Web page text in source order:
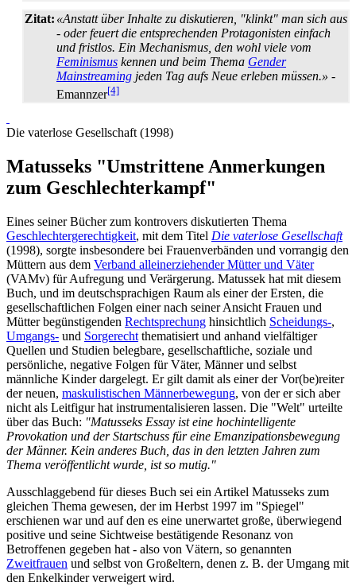
Zitat: «Anstatt über Inhalte zu diskutieren, "klinkt" man sich aus
- oder feuert die entsprechenden Protagonisten einfach
und fristlos. Ein Mechanismus, den wohl viele vom
Feminismus kennen und beim Thema Gender
Mainstreaming jeden Tag aufs Neue erleben müssen.» -
Emannzer[4]
Die vaterlose Gesellschaft (1998)
Matusseks "Umstrittene Anmerkungen
zum Geschlechterkampf"
Eines seiner Bücher zum kontrovers diskutierten Thema
Geschlechtergerechtigkeit, mit dem Titel Die vaterlose Gesellschaft
(1998), sorgte insbesondere bei Frauenverbänden und vorrangig den
Müttern aus dem Verband alleinerziehender Mütter und Väter
(VAMv) für Aufregung und Verärgerung. Matussek hat mit diesem
Buch, und im deutschsprachigen Raum als einer der Ersten, die
gesellschaftlichen Folgen einer nach seiner Ansicht Frauen und
Mütter begünstigenden Rechtsprechung hinsichtlich Scheidungs-,
Umgangs- und Sorgerecht thematisiert und anhand vielfältiger
Quellen und Studien belegbare, gesellschaftliche, soziale und
persönliche, negative Folgen für Väter, Männer und selbst
männliche Kinder dargelegt. Er gilt damit als einer der Vor(be)reiter
der neuen, maskulistischen Männer­bewegung, von der er sich aber
nicht als Leitfigur hat instrumentalisieren lassen. Die "Welt" urteilte
über das Buch: "Matusseks Essay ist eine hochintelligente
Provokation und der Startschuss für eine Emanzipations­bewegung
der Männer. Kein anderes Buch, das in den letzten Jahren zum
Thema veröffentlicht wurde, ist so mutig."
Ausschlaggebend für dieses Buch sei ein Artikel Matusseks zum
gleichen Thema gewesen, der im Herbst 1997 im "Spiegel"
erschienen war und auf den es eine unerwartet große, überwiegend
positive und seine Sichtweise bestätigende Resonanz von
Betroffenen gegeben hat - also von Vätern, so genannten
Zweitfrauen und selbst von Großeltern, denen z. B. der Umgang mit
den Enkel­kinder verweigert wird.